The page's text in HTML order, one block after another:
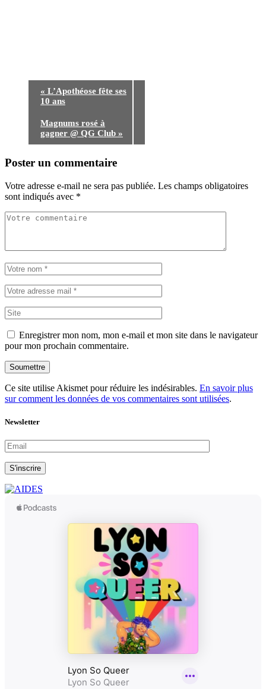
« L’Apothéose fête ses
10 ans
Magnums rosé à
gagner @ QG Club »
Poster un commentaire
Votre adresse e-mail ne sera pas publiée. Les champs obligatoires
sont indiqués avec *
Enregistrer mon nom, mon e-mail et mon site dans le navigateur
pour mon prochain commentaire.
Soumettre
Ce site utilise Akismet pour réduire les indésirables. En savoir plus
sur comment les données de vos commentaires sont utilisées.
Newsletter
S'inscrire